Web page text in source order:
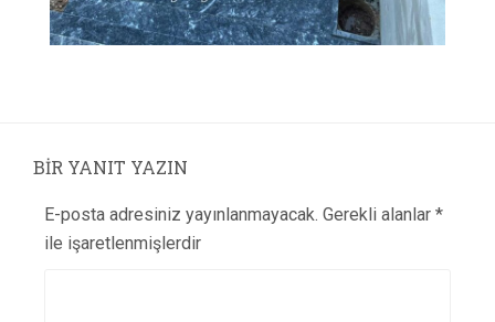
BIR YANIT YAZIN
E-posta adresiniz yayınlanmayacak. Gerekli alanlar *
ile işaretlenmişlerdir